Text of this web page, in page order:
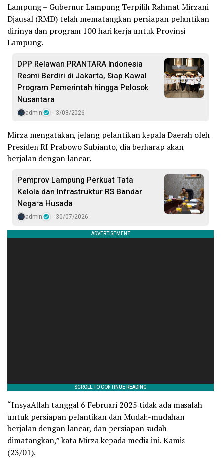
Lampung – Gubernur Lampung Terpilih Rahmat Mirzani
Djausal (RMD) telah mematangkan persiapan pelantikan
dirinya dan program 100 hari kerja untuk Provinsi
Lampung.
DPP Relawan PRANTARA Indonesia
Resmi Berdiri di Jakarta, Siap Kawal
Program Pemerintah hingga Pelosok
Nusantara
admin 3/08/2026
Mirza mengatakan, jelang pelantikan kepala Daerah oleh
Presiden RI Prabowo Subianto, dia berharap akan
berjalan dengan lancar.
Pemprov Lampung Perkuat Tata
Kelola dan Infrastruktur RS Bandar
Negara Husada
admin 30/07/2026
“InsyaAllah tanggal 6 Februari 2025 tidak ada masalah
untuk persiapan pelantikan dan Mudah-mudahan
berjalan dengan lancar, dan persiapan sudah
dimatangkan,” kata Mirza kepada media ini. Kamis
(23/01).